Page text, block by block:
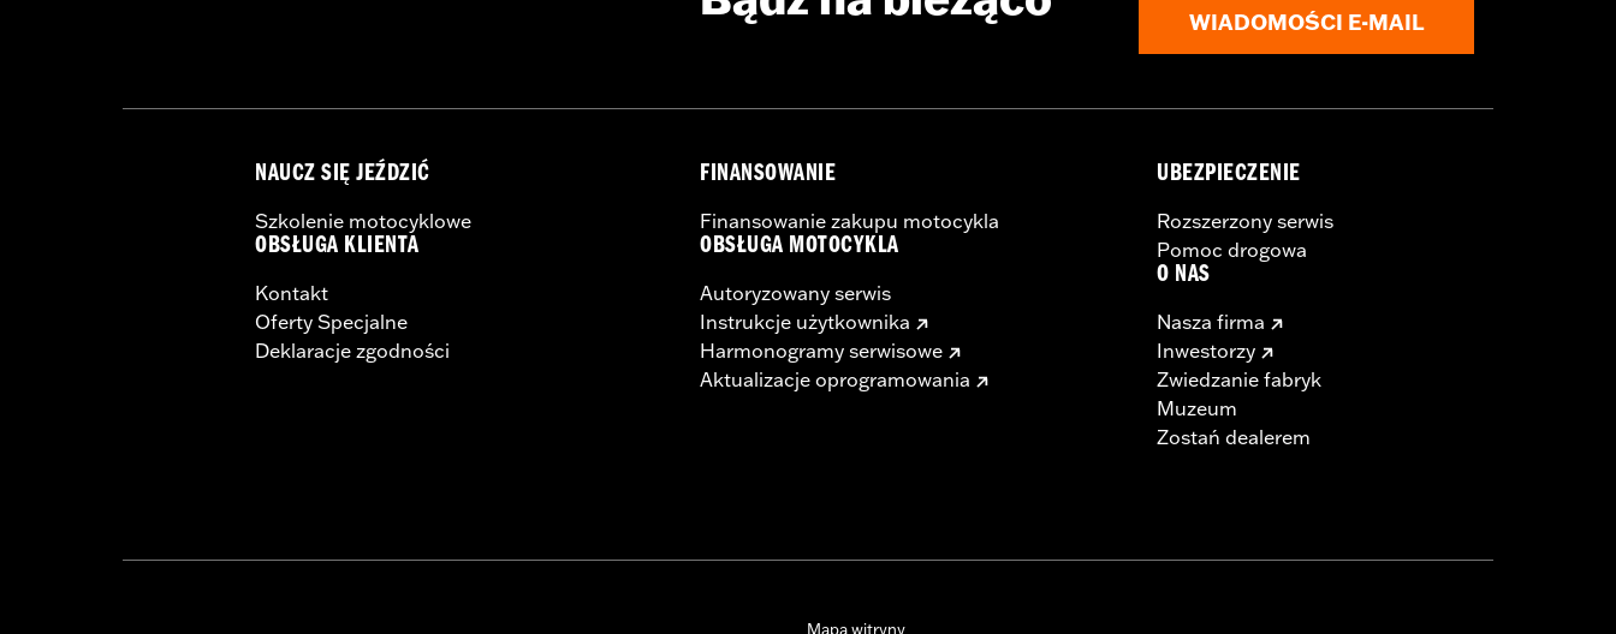
WIADOMOŚCI E-MAIL
NAUCZ SIĘ JEŹDZIĆ
Szkolenie motocyklowe
OBSŁUGA KLIENTA
Kontakt
Oferty Specjalne
Deklaracje zgodności
FINANSOWANIE
Finansowanie zakupu motocykla
OBSŁUGA MOTOCYKLA
Autoryzowany serwis
Instrukcje użytkownika
Harmonogramy serwisowe
Aktualizacje oprogramowania
UBEZPIECZENIE
Rozszerzony serwis
Pomoc drogowa
O NAS
Nasza firma
Inwestorzy
Zwiedzanie fabryk
Muzeum
Zostań dealerem
Mapa witryny